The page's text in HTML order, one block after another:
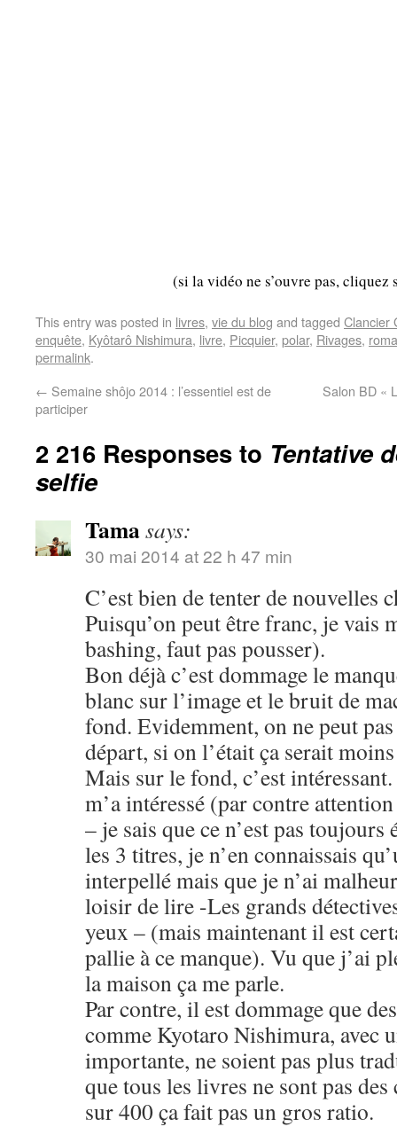
(si la vidéo ne s’ouvre pas, cliquez
This entry was posted in livres, vie du blog and tagged Clancier
enquête, Kyôtarô Nishimura, livre, Picquier, polar, Rivages,
permalink.
← Semaine shôjo 2014 : l’essentiel est de
participer
Salon BD «
2 216 Responses to Tentative
selfie
Tamasays:
30 mai 2014 at 22 h 47 min
C’est bien de tenter de nouvelles
Puisqu’on peut être franc, je vais
bashing, faut pas pousser).
Bon déjà c’est dommage le
blanc sur l’image et le bruit de
fond. Evidemment, on ne peut
départ, si on l’était ça serait
Mais sur le fond, c’est
m’a intéressé (par contre
– je sais que ce n’est pas
les 3 titres, je n’en connaissais
interpellé mais que je n’ai
loisir de lire -Les grands
yeux – (mais maintenant il est
pallie à ce manque). Vu que j’ai
la maison ça me parle.
Par contre, il est dommage que
comme Kyotaro Nishimura, avec
importante, ne soient pas plus
que tous les livres ne sont pas
sur 400 ça fait pas un gros ratio.